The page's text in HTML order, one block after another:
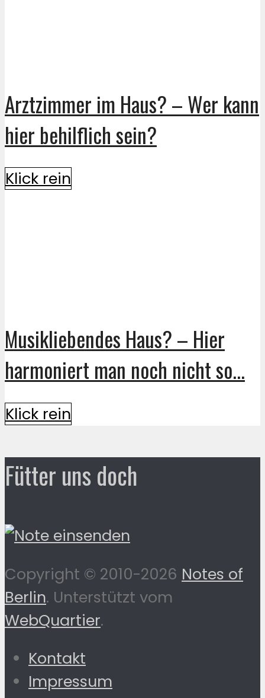
Arztzimmer im Haus? – Wer kann
hier behilflich sein?
Klick rein
Musikliebendes Haus? – Hier
harmoniert man noch nicht so...
Klick rein
Fütter uns doch
Copyright © 2010-2026 Notes of
Berlin. Unterstützt vom
WebQuartier.
Kontakt
Impressum